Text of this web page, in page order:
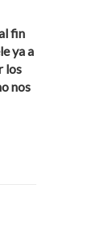
fin
ya a
los
nos